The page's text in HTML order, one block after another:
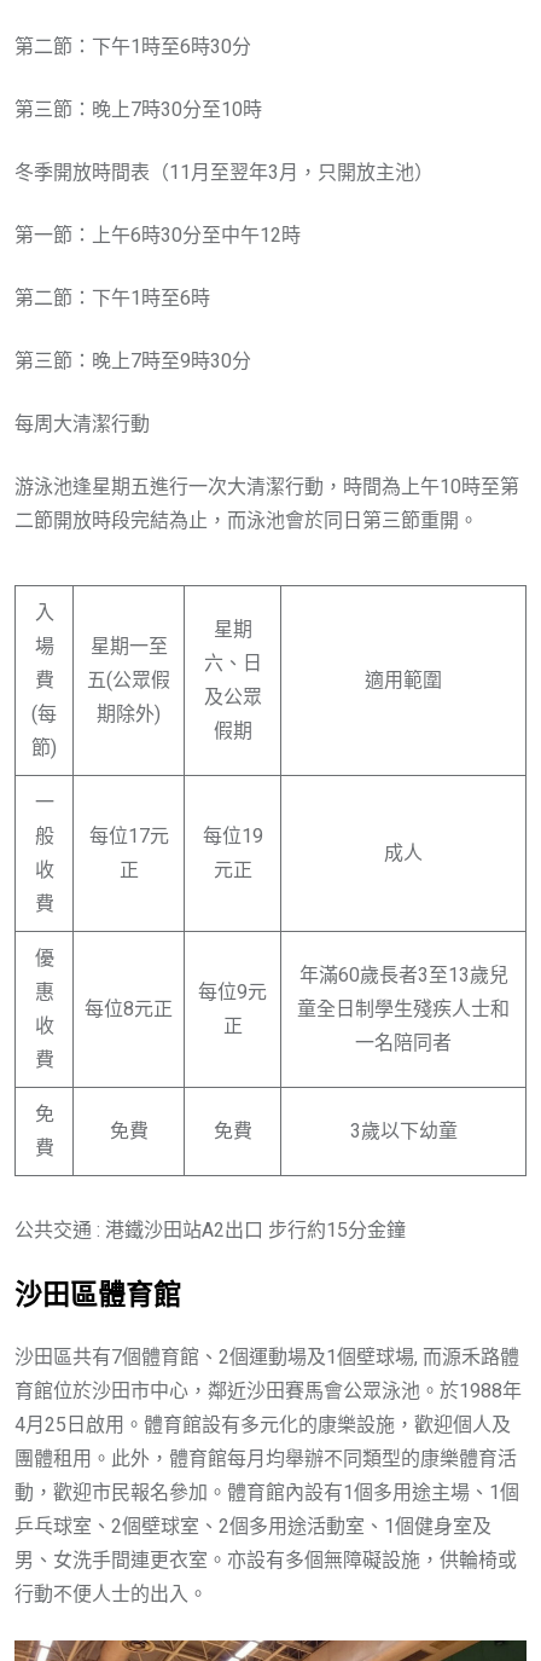
第二節：下午1時至6時30分
第三節：晚上7時30分至10時
冬季開放時間表（11月至翌年3月，只開放主池）
第一節：上午6時30分至中午12時
第二節：下午1時至6時
第三節：晚上7時至9時30分
每周大清潔行動
游泳池逢星期五進行一次大清潔行動，時間為上午10時至第
二節開放時段完結為止，而泳池會於同日第三節重開。
入
場
費
(每
節)
星期一至
五(公眾假
期除外)
星期
六、日
及公眾
假期
適用範圍
一
般
收
費
每位17元
正
每位19
元正
成人
優
惠
收
費
每位8元正
每位9元
正
年滿60歲長者3至13歲兒
童全日制學生殘疾人士和
一名陪同者
免
費
免費 免費 3歲以下幼童
公共交通 : 港鐵沙田站A2出口 步行約15分金鐘
沙田區體育館
沙田區共有7個體育館、2個運動場及1個壁球場, 而源禾路體
育館位於沙田市中心，鄰近沙田賽馬會公眾泳池。於1988年
4月25日啟用。體育館設有多元化的康樂設施，歡迎個人及
團體租用。此外，體育館每月均舉辦不同類型的康樂體育活
動，歡迎市民報名參加。體育館內設有1個多用途主場、1個
乒乓球室、2個壁球室、2個多用途活動室、1個健身室及
男、女洗手間連更衣室。亦設有多個無障礙設施，供輪椅或
行動不便人士的出入。